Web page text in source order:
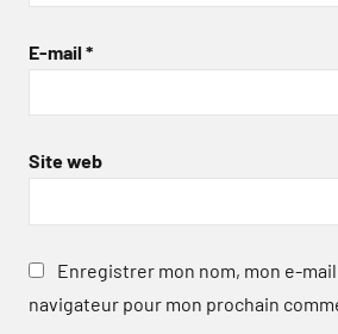
E-mail *
Site web
Enregistrer mon nom, mon e-
navigateur pour mon prochain